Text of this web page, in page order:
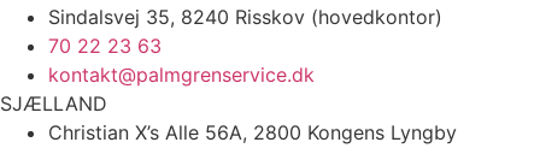
Sindalsvej 35, 8240 Risskov (hovedkontor)
70 22 23 63
kontakt@palmgrenservice.dk
SJÆLLAND
Christian X’s Alle 56A, 2800 Kongens Lyngby